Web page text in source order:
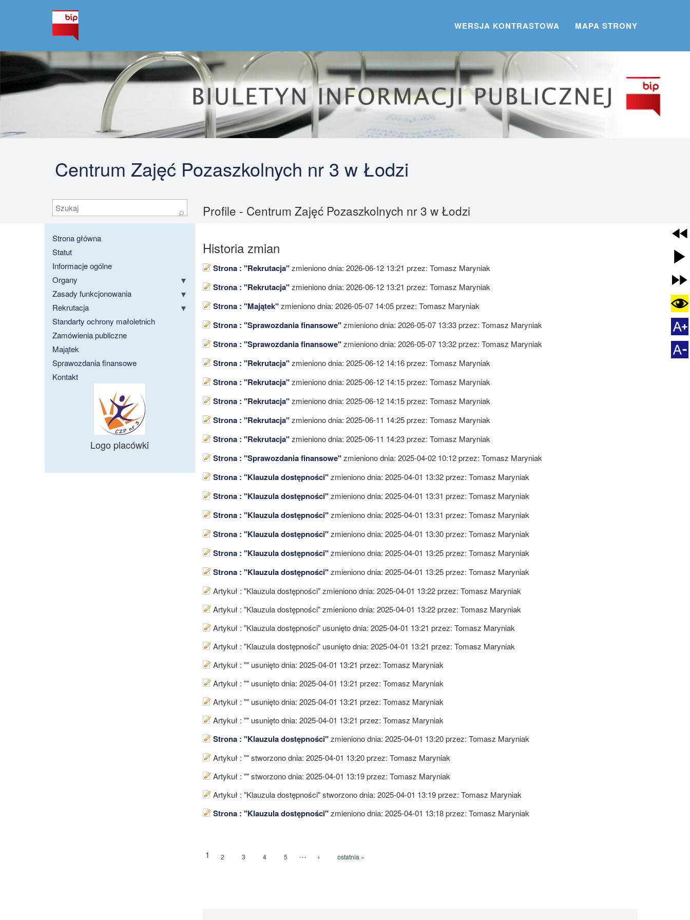
WERSJA KONTRASTOWA MAPA STRONY
Centrum Zajęć Pozaszkolnych nr 3 w Łodzi
Szukaj
⚲ Profile - Centrum Zajęć Pozaszkolnych nr 3 w Łodzi
Strona główna
Statut
Informacje ogólne
Organy
Zasady funkcjonowania
Rekrutacja
Standarty ochrony małoletnich
Zamówienia publiczne
Majątek
Sprawozdania finansowe
Kontakt
Logo placówki
Historia zmian
Strona : "Rekrutacja"zmieniono dnia: 2026-06-12 13:21 przez: Tomasz Maryniak
Strona : "Rekrutacja"zmieniono dnia: 2026-06-12 13:21 przez: Tomasz Maryniak
Strona : "Majątek"zmieniono dnia: 2026-05-07 14:05 przez: Tomasz Maryniak
Strona : "Sprawozdania finansowe"zmieniono dnia: 2026-05-07 13:33 przez: Tomasz Maryniak
Strona : "Sprawozdania finansowe"zmieniono dnia: 2026-05-07 13:32 przez: Tomasz Maryniak
Strona : "Rekrutacja"zmieniono dnia: 2025-06-12 14:16 przez: Tomasz Maryniak
Strona : "Rekrutacja"zmieniono dnia: 2025-06-12 14:15 przez: Tomasz Maryniak
Strona : "Rekrutacja"zmieniono dnia: 2025-06-12 14:15 przez: Tomasz Maryniak
Strona : "Rekrutacja"zmieniono dnia: 2025-06-11 14:25 przez: Tomasz Maryniak
Strona : "Rekrutacja"zmieniono dnia: 2025-06-11 14:23 przez: Tomasz Maryniak
Strona : "Sprawozdania finansowe"zmieniono dnia: 2025-04-02 10:12 przez: Tomasz Maryniak
Strona : "Klauzula dostępności"zmieniono dnia: 2025-04-01 13:32 przez: Tomasz Maryniak
Strona : "Klauzula dostępności"zmieniono dnia: 2025-04-01 13:31 przez: Tomasz Maryniak
Strona : "Klauzula dostępności"zmieniono dnia: 2025-04-01 13:31 przez: Tomasz Maryniak
Strona : "Klauzula dostępności"zmieniono dnia: 2025-04-01 13:30 przez: Tomasz Maryniak
Strona : "Klauzula dostępności"zmieniono dnia: 2025-04-01 13:25 przez: Tomasz Maryniak
Strona : "Klauzula dostępności"zmieniono dnia: 2025-04-01 13:25 przez: Tomasz Maryniak
Artykuł : "Klauzula dostępności"zmieniono dnia: 2025-04-01 13:22 przez: Tomasz Maryniak
Artykuł : "Klauzula dostępności"zmieniono dnia: 2025-04-01 13:22 przez: Tomasz Maryniak
Artykuł : "Klauzula dostępności"usunięto dnia: 2025-04-01 13:21 przez: Tomasz Maryniak
Artykuł : "Klauzula dostępności"usunięto dnia: 2025-04-01 13:21 przez: Tomasz Maryniak
Artykuł : ""usunięto dnia: 2025-04-01 13:21 przez: Tomasz Maryniak
Artykuł : ""usunięto dnia: 2025-04-01 13:21 przez: Tomasz Maryniak
Artykuł : ""usunięto dnia: 2025-04-01 13:21 przez: Tomasz Maryniak
Artykuł : ""usunięto dnia: 2025-04-01 13:21 przez: Tomasz Maryniak
Strona : "Klauzula dostępności"zmieniono dnia: 2025-04-01 13:20 przez: Tomasz Maryniak
Artykuł : ""stworzono dnia: 2025-04-01 13:20 przez: Tomasz Maryniak
Artykuł : ""stworzono dnia: 2025-04-01 13:19 przez: Tomasz Maryniak
Artykuł : "Klauzula dostępności"stworzono dnia: 2025-04-01 13:19 przez: Tomasz Maryniak
Strona : "Klauzula dostępności"zmieniono dnia: 2025-04-01 13:18 przez: Tomasz Maryniak
1 2 3 4 5 … › ostatnia »